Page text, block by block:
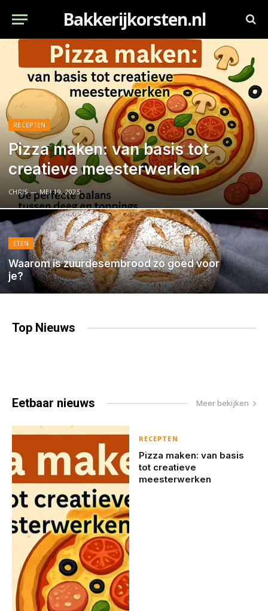
Bakkerijkorsten.nl
RECEPTEN
Pizza maken: van basis tot
creatieve meesterwerken
CHRIS MEI 19, 2025
ETEN
Waarom is zuurdesembrood zo goed voor
je?
Top Nieuws
Eetbaar nieuws Meer bekijken
RECEPTEN
Pizza maken: van basis
tot creatieve
meesterwerken